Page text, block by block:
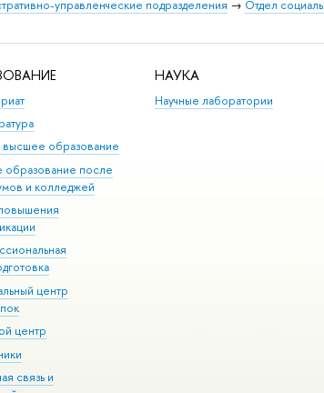
управленческие подразделения → Отдел
высшее образование
образование после
и колледжей
центр
центр
связь и
НАУКА
Научные лаборатории